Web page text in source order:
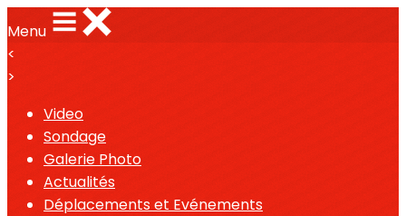
Menu
<
>
Video
Sondage
Galerie Photo
Actualités
Déplacements et Evénements